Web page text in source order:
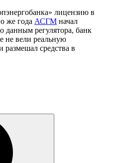
лицензию в
же года АСГМ начал
данным регулятора, банк
не вели реальную
размешал средства в